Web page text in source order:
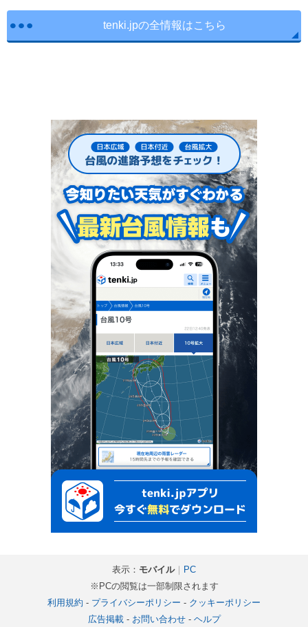
tenki.jpの全情報はこちら
表示： モバイル｜ PC
※PCの閲覧は一部制限されます
利用規約 - プライバシーポリシー - クッキーポリシー
広告掲載- お問い合わせ- ヘルプ